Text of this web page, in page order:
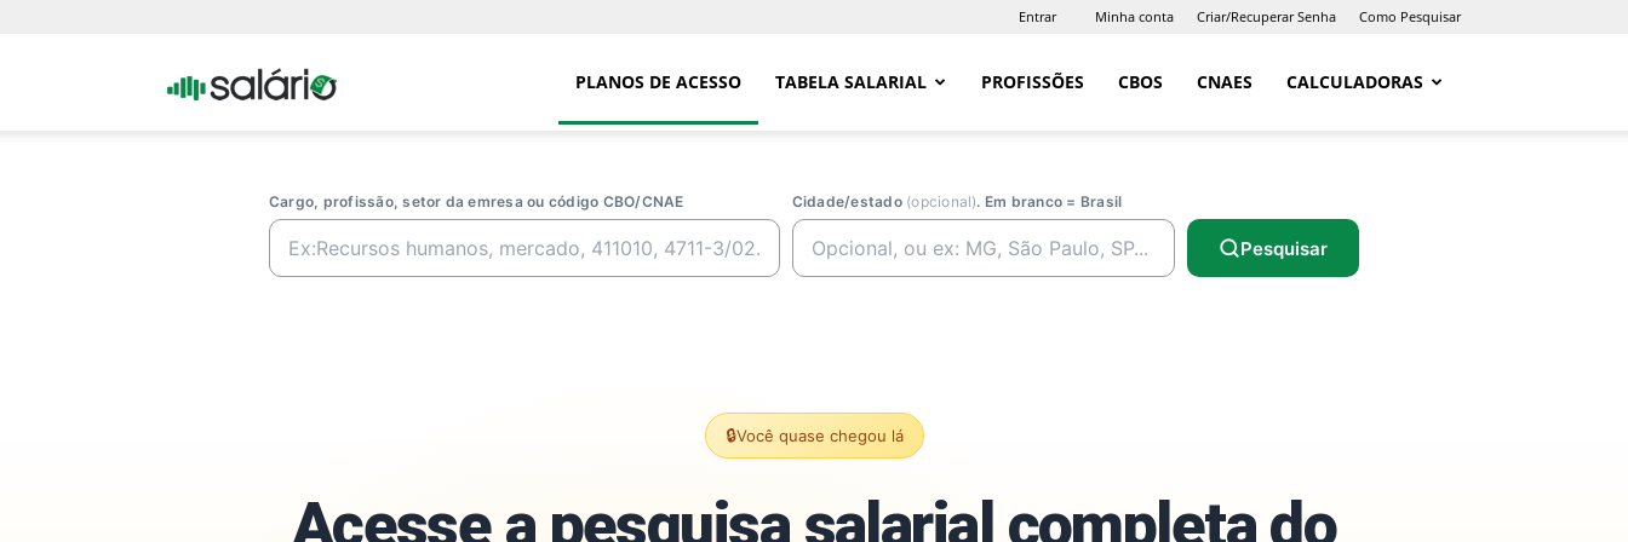
Entrar Minha conta Criar/Recuperar Senha Como Pesquisar
Portal PLANOS DE ACESSO TABELA SALARIAL PROFISSÕES CBOS CNAES CALCULADORAS
Cargo, profissão, setor da emresa ou código CBO/CNAE Cidade/estado (opcional). Em branco = Brasil
Pesquisar
🔒Você quase chegou lá
Acesse a pesquisa salarial completa do